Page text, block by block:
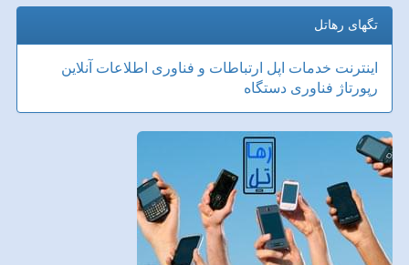
تگهای رهاتل
اینترنت خدمات اپل ارتباطات و فناوری اطلاعات آنلاین
رپورتاژ فناوری دستگاه